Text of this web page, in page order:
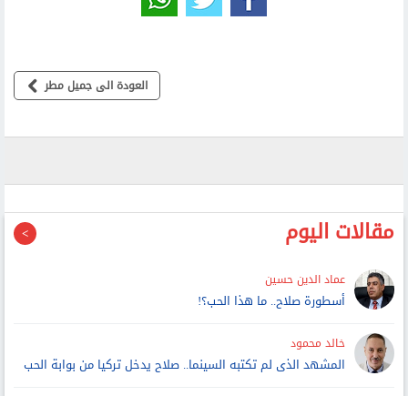
العودة الى جميل مطر
مقالات اليوم
عماد الدين حسين
أسطورة صلاح.. ما هذا الحب؟!
خالد محمود
المشهد الذى لم تكتبه السينما.. صلاح يدخل تركيا من بوابة الحب